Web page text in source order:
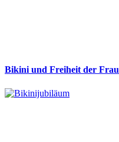
Bikini und Freiheit der